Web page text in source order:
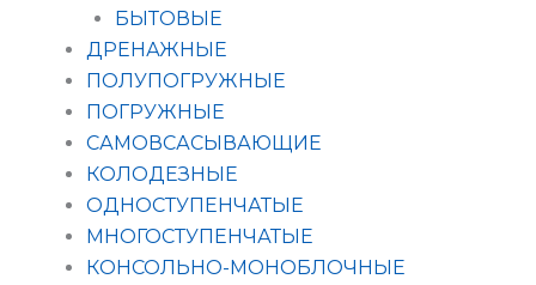
БЫТОВЫЕ
ДРЕНАЖНЫЕ
ПОЛУПОГРУЖНЫЕ
ПОГРУЖНЫЕ
САМОВСАСЫВАЮЩИЕ
КОЛОДЕЗНЫЕ
ОДНОСТУПЕНЧАТЫЕ
МНОГОСТУПЕНЧАТЫЕ
КОНСОЛЬНО-МОНОБЛОЧНЫЕ